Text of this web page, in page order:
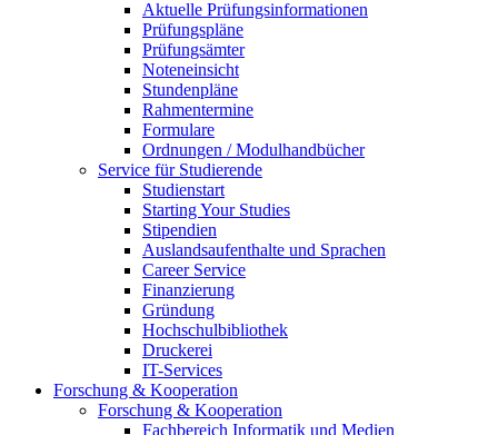
Aktuelle Prüfungsinformationen
Prüfungspläne
Prüfungsämter
Noteneinsicht
Stundenpläne
Rahmentermine
Formulare
Ordnungen / Modulhandbücher
Service für Studierende
Studienstart
Starting Your Studies
Stipendien
Auslandsaufenthalte und Sprachen
Career Service
Finanzierung
Gründung
Hochschulbibliothek
Druckerei
IT-Services
Forschung & Kooperation
Forschung & Kooperation
Fachbereich Informatik und Medien